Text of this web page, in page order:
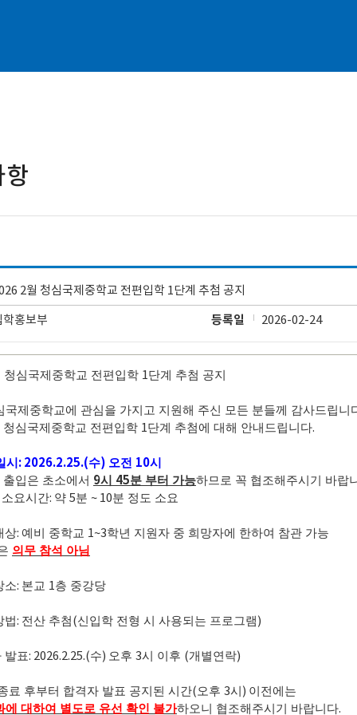
2월 청심국제중학교 전편입학 1단계 추첨 공지
학홍보부
등록일 2026-02-24
청심국제중학교 전편입학 1단계 추첨 공지
국제중학교에 관심을 가지고 지원해 주신 모든 분들께 감사드립니
청심국제중학교 전편입학 1단계 추첨에 대해 안내드립니다.
시 : 2026.2.25.(수) 오전 10시
출입은 초소에서 9시 45분 부터 가능하므로 꼭 협조해주시기 바랍
요시간: 약 5분 ~ 10분 정도 소요
상: 예비 중학교 1~3학년 지원자 중 희망자에 한하여 참관 가능
의무 참석 아님
소: 본교 1층 중강당
법: 전산 추첨(신입학 전형 시 사용되는 프로그램)
발표: 2026.2.25.(수) 오후 3시 이후 (개별연락)
료 후부터 합격자 발표 공지된 시간(오후 3시 ) 이전에는
에 대하여 별도로 유선 확인 불가하오니 협조해주시기 바랍니다.